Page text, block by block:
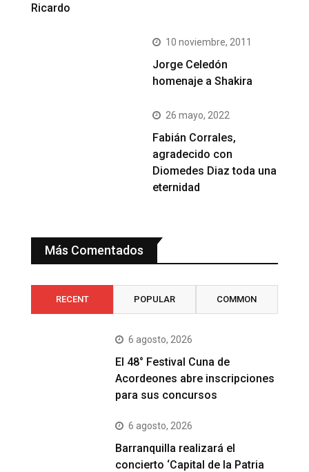
Ricardo
10 noviembre, 2011
Jorge Celedón
homenaje a Shakira
26 mayo, 2022
Fabián Corrales,
agradecido con
Diomedes Diaz toda una
eternidad
Más Comentados
RECENT POPULAR COMMON
6 agosto, 2026
El 48° Festival Cuna de
Acordeones abre inscripciones
para sus concursos
6 agosto, 2026
Barranquilla realizará el
concierto ‘Capital de la Patria